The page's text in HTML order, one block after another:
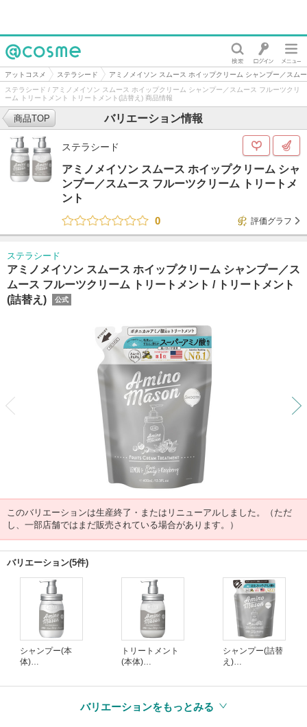
@cosme
アットコスメ ステラシード
アミノメイソン スムース ホイップクリーム シャンプー／スム
ステラシード / アミノメイソン スムース ホイップクリーム シャンプー／スムース フルーツクリ
ーム トリートメント トリートメント(詰替え) 商品情報
バリエーション情報
商品TOP
ステラシード
アミノメイソン スムース ホイップクリーム シャ
ンプー／スムース フルーツクリーム トリートメ
ント
0
評価グラフ
ステラシード
アミノメイソン スムース ホイップクリーム シャンプー／ス
ムース フルーツクリーム トリートメント / トリートメント
(詰替え)
公式
このバリエーションは生産終了・またはリニューアルしました。（ただ
し、一部店舗ではまだ販売されている場合があります。）
バリエーション(5件)
シャンプー(本
体)
トリートメント
(本体)
シャンプー(詰替
え)
バリエーションをもっとみる